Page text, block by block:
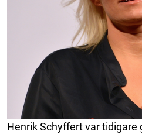
Henrik Schyffert var tidigare